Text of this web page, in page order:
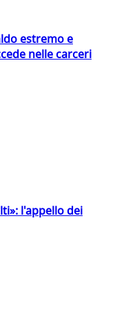
estremo e
nelle carceri
l'appello dei